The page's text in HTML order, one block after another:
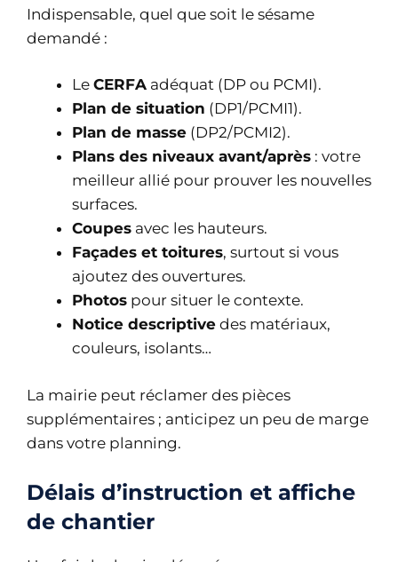
Indispensable, quel que soit le sésame
demandé :
Le CERFA adéquat (DP ou PCMI).
Plan de situation (DP1/PCMI1).
Plan de masse (DP2/PCMI2).
Plans des niveaux avant/après : votre
meilleur allié pour prouver les nouvelles
surfaces.
Coupes avec les hauteurs.
Façades et toitures, surtout si vous
ajoutez des ouvertures.
Photos pour situer le contexte.
Notice descriptive des matériaux,
couleurs, isolants…
La mairie peut réclamer des pièces
supplémentaires ; anticipez un peu de marge
dans votre planning.
Délais d’instruction et affiche
de chantier